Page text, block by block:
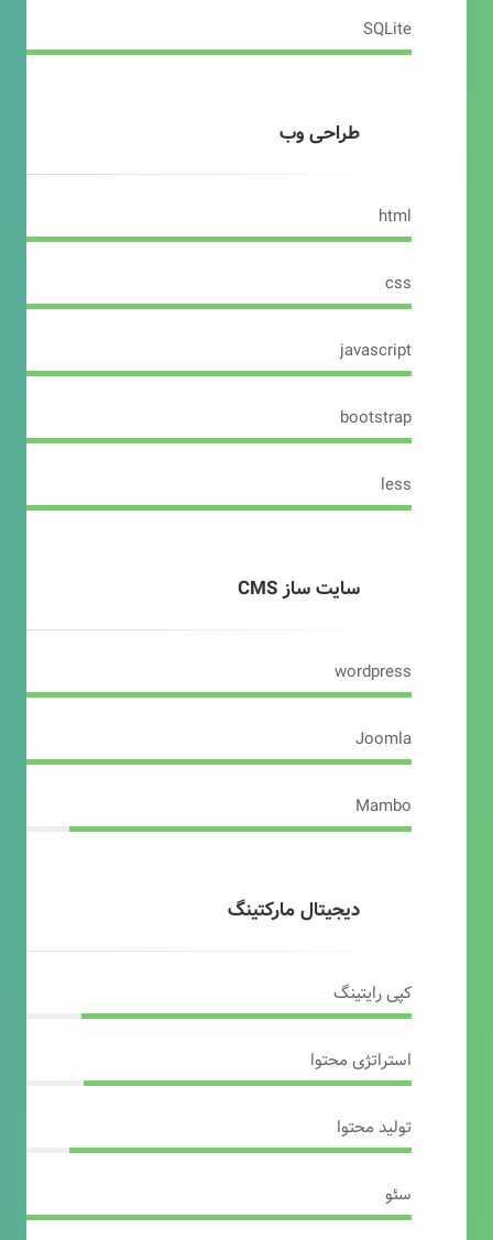
SQLite
طراحی وب
html
css
javascript
bootstrap
less
سایت ساز CMS
wordpress
Joomla
Mambo
دیجیتال مارکتینگ
کپی رایتینگ
استراتژی محتوا
تولید محتوا
سئو